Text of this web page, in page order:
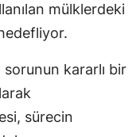
mülklerdeki
sorunun kararlı bir
sürecin